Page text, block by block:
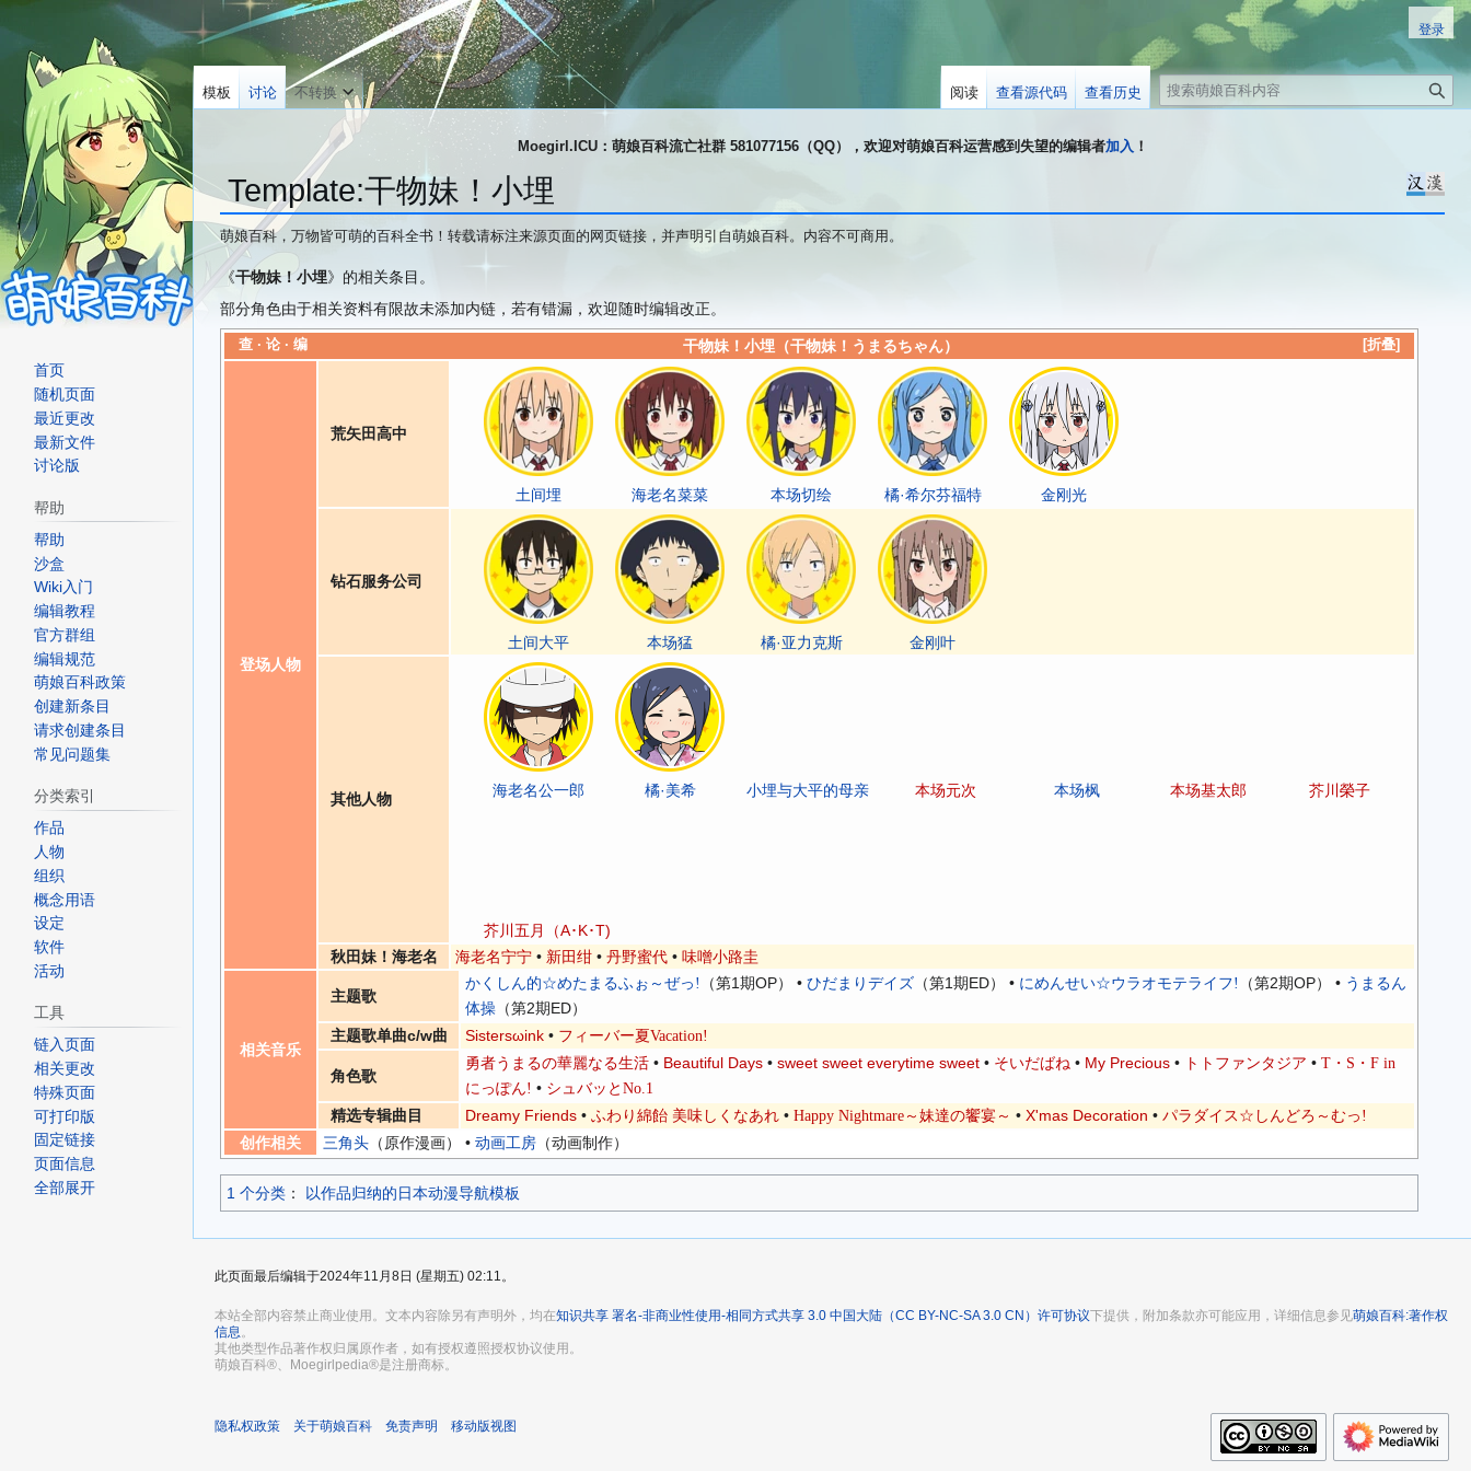
Moegirl.ICU：萌娘百科流亡社群 581077156（QQ），欢迎对萌娘百科运营感到失望的编辑者加入 ！
Template:干物妹！小埋
萌娘百科，万物皆可萌的百科全书！转载请标注来源页面的网页链接，并声明引自萌娘百科。内容不可商用。
跳
转
跳
转
《干物妹！小埋》的相关条目。
部分角色由于相关资料有限故未添加内链，若有错漏，欢迎随时编辑改正。
折叠
查 · 论 · 编 干物妹！小埋（干物妹！うまるちゃん）
登场人物
荒矢田高中
土间埋 海老名菜菜 本场切绘 橘·希尔芬福特 金刚光
钻石服务公司
土间大平 本场猛 橘·亚力克斯 金刚叶
其他人物 海老名公一郎 橘·美希 小埋与大平的母亲 本场元次 本场枫 本场基太郎 芥川榮子
芥川五月（A･K･T)
秋田妹！海老名
海老名宁宁• 新田绀• 丹野蜜代• 味噌小路圭
相关音乐
主题歌
かくしん的☆めたまるふぉ～ぜっ! （第1期OP） • ひだまりデイズ（第1期ED） • にめんせい☆ウラオモテライフ! （第2期OP） • うまるん
体操（第2期ED）
主题歌单曲c/w曲
Sistersωink• フィーバー夏Vacation!
角色歌
勇者うまるの華麗なる生活• Beautiful Days• sweet sweet everytime sweet• そいだばね • My Precious• トトファンタジア • T・S・F in
にっぽん! • シュバッとNo.1
精选专辑曲目 Dreamy Friends• ふわり綿飴 美味しくなあれ• Happy Nightmare～妹達の饗宴～ • X'mas Decoration • パラダイス☆しんどろ～むっ!
创作相关 三角头（原作漫画） • 动画工房（动画制作）
1 个分类 ：​ 以作品归纳的日本动漫导航模板
登录
模板 讨论 不转换 阅读 查看源代码 查看历史
搜
索
首页
随机页面
最近更改
最新文件
讨论版
帮助
帮助
沙盒
Wiki入门
编辑教程
官方群组
编辑规范
萌娘百科政策
创建新条目
请求创建条目
常见问题集
分类索引
作品
人物
组织
概念用语
设定
软件
活动
工具
链入页面
相关更改
特殊页面
可打印版
固定链接
页面信息
全部展开
此页面最后编辑于2024年11月8日 (星期五) 02:11。
本站全部内容禁止商业使用。文本内容除另有声明外，均在知识共享 署名-非商业性使用-相同方式共享 3.0 中国大陆（CC BY-NC-SA 3.0 CN）许可协议下提供，附加条款亦可能应用，详细信息参见萌娘百科:著作权
信息。
其他类型作品著作权归属原作者，如有授权遵照授权协议使用。
萌娘百科®、Moegirlpedia®是注册商标。
隐私权政策 关于萌娘百科 免责声明 移动版视图